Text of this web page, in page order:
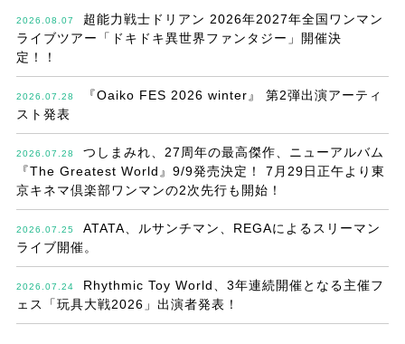
2026.08.07
超能力戦士ドリアン 2026年2027年全国ワンマン
ライブツアー「ドキドキ異世界ファンタジー」開催決
定！！
2026.07.28
『Oaiko FES 2026 winter』 第2弾出演アーティ
スト発表
2026.07.28
つしまみれ、27周年の最高傑作、ニューアルバム
『The Greatest World』9/9発売決定！ 7月29日正午より東
京キネマ倶楽部ワンマンの2次先行も開始！
2026.07.25
ATATA、ルサンチマン、REGAによるスリーマン
ライブ開催。
2026.07.24
Rhythmic Toy World、3年連続開催となる主催フ
ェス「玩具大戦2026」出演者発表！